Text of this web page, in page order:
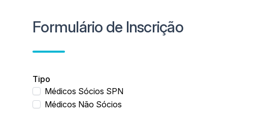
Formulário de Inscrição
Tipo
Médicos Sócios SPN
Médicos Não Sócios